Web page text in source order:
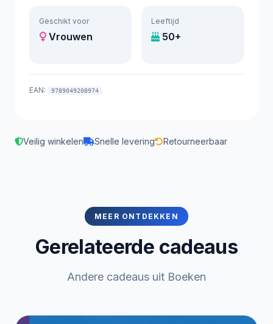
Geschikt voor
Vrouwen
Leeftijd
50+
EAN: 9789049208974
Veilig winkelen Snelle levering Retourneerbaar
MEER ONTDEKKEN
Gerelateerde cadeaus
Andere cadeaus uit Boeken